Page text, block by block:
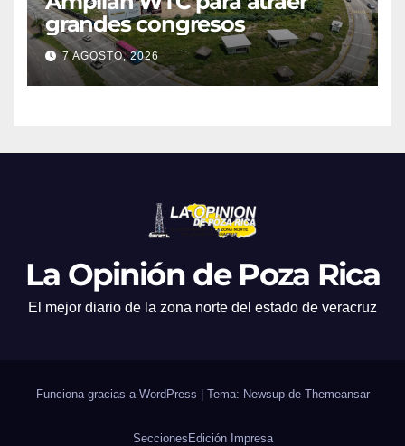
grandes congresos
7 AGOSTO, 2026
La Opinión de Poza Rica
El mejor diario de la zona norte del estado de veracruz
Funciona gracias a WordPress Tema: Newsup de Themeansar
SeccionesEdición Impresa